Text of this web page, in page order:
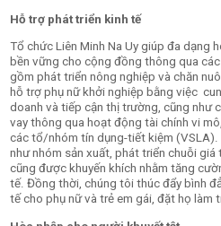
Hỗ trợ phát triển kinh tế
Tổ chức Liên Minh Na Uy giúp đa dạng
bền vững cho cộng đồng thông qua
gồm phát triển nông nghiệp và chăn
hỗ trợ phụ nữ khởi nghiệp bằng việc
doanhvà tiếp cận thị trường, cũng như
vay thông qua hoạt độngtài chính vi
các tổ/nhóm tín dụng-tiết kiệm (VSLA).
như nhóm sản xuất, phát triển chuỗi
cũng được khuyến khích nhằm tăng
tế. Đồng thời, chúng tôi thúc đẩy bình
tế cho phụ nữ và trẻ em gái, đặt họ làm